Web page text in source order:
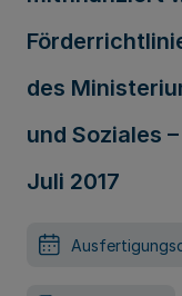
des
und Soziales
Juli 2017